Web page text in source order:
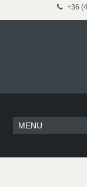
+36